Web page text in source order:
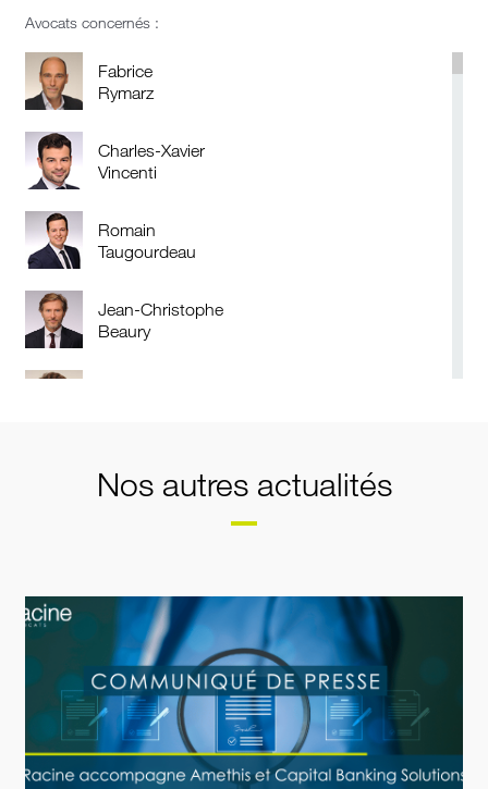
Avocats concernés :
Fabrice
Rymarz
Charles-Xavier
Vincenti
Romain
Taugourdeau
Jean-Christophe
Beaury
Charifi
Nos autres actualités